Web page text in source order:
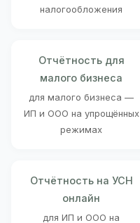
налогообложения
Отчётность для
малого бизнеса
для малого бизнеса —
ИП и ООО на упрощённых
режимах
Отчётность на УСН
онлайн
для ИП и ООО на